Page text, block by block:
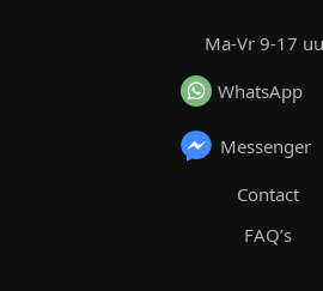
Ma-Vr 9-17
WhatsApp
Messenger
Contact
FAQ’s